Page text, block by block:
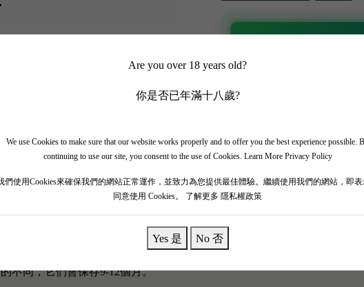
Are you over 18 years old?
你是否已年滿十八歲?
We use Cookies to make sure that our website works properly and to offer you the best experience possible.
continuing to use our site, you consent to the use of Cookies. Learn More Privacy Policy
們使用Cookies來確保我們的網站正常運作，並致力為您提供最佳體驗。繼續使用我們的網站，即表
同意使用 Cookies。 了解更多 隱私權政策
Yes 是 No 否
🎁 即刻接收限時優惠、獨
原裝紙箱】
22公頃葡萄園中生產的紅酒。葡萄樹種植在基於礫石粘土的風土上。對
不同，它們會保存9-12個月。